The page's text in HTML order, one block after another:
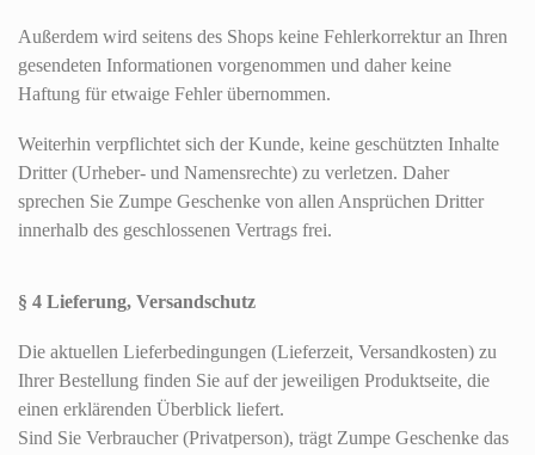
Außerdem wird seitens des Shops keine Fehlerkorrektur an Ihren
gesendeten Informationen vorgenommen und daher keine
Haftung für etwaige Fehler übernommen.
Weiterhin verpflichtet sich der Kunde, keine geschützten Inhalte
Dritter (Urheber- und Namensrechte) zu verletzen. Daher
sprechen Sie Zumpe Geschenke von allen Ansprüchen Dritter
innerhalb des geschlossenen Vertrags frei.
§ 4 Lieferung, Versandschutz
Die aktuellen Lieferbedingungen (Lieferzeit, Versandkosten) zu
Ihrer Bestellung finden Sie auf der jeweiligen Produktseite, die
einen erklärenden Überblick liefert.
Sind Sie Verbraucher (Privatperson), trägt Zumpe Geschenke das